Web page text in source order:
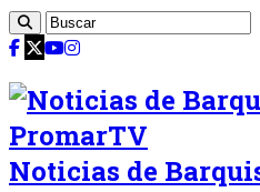
Noticias de